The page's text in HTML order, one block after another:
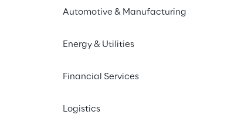
Automotive & Manufacturing
Energy & Utilities
Financial Services
Logistics
Plattform implementiert, um
zu ermöglichen.